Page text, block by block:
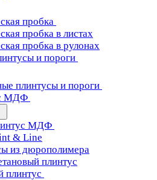
пробка
пробка в листах
пробка в рулонах
и пороги
плинтусы и пороги
МДФ
МДФ
& Line
из дюрополимера
плинтус
плинтус